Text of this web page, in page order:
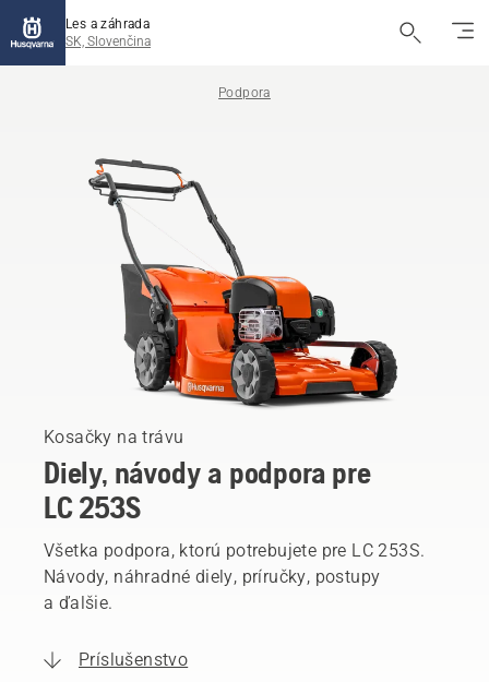
Les a záhrada
SK, Slovenčina
Podpora
Kosačky na trávu
Diely, návody a podpora pre
LC 253S
Všetka podpora, ktorú potrebujete pre LC 253S.
Návody, náhradné diely, príručky, postupy
a ďalšie.
Príslušenstvo